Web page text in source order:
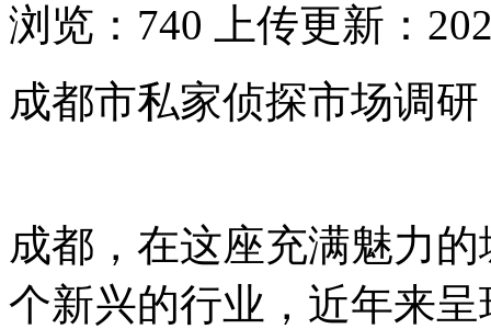
浏览：740 上传更新：
成都市私家侦探市场调
成都， 在这座充满魅力
个新兴的行业，近年来